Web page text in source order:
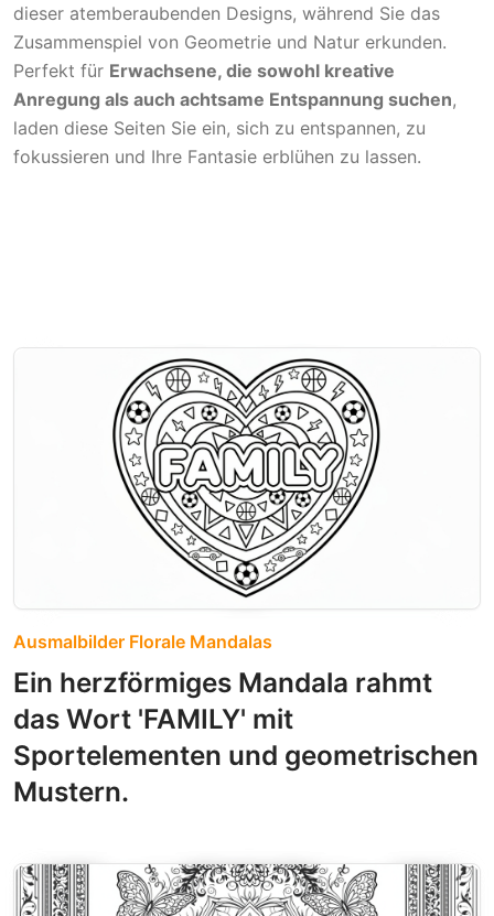
dieser atemberaubenden Designs, während Sie das
Zusammenspiel von Geometrie und Natur erkunden.
Perfekt für Erwachsene, die sowohl kreative
Anregung als auch achtsame Entspannung suchen,
laden diese Seiten Sie ein, sich zu entspannen, zu
fokussieren und Ihre Fantasie erblühen zu lassen.
Ausmalbilder Florale Mandalas
Ein herzförmiges Mandala rahmt
das Wort 'FAMILY' mit
Sportelementen und geometrischen
Mustern.